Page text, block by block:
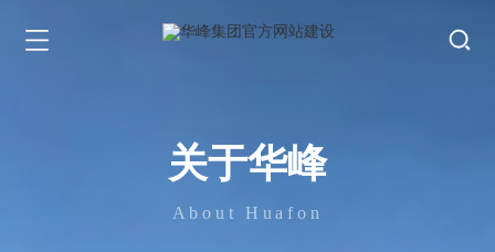
关于华峰
About Huafon